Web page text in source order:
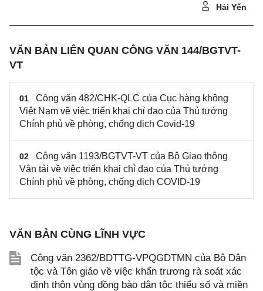
Hải Yến
VĂN BẢN LIÊN QUAN CÔNG VĂN 144/BGTVT-
VT
01
Công văn 482/CHK-QLC của Cục hàng không
Việt Nam về việc triển khai chỉ đạo của Thủ tướng
Chính phủ về phòng, chống dịch Covid-19
02
Công văn 1193/BGTVT-VT của Bộ Giao thông
Vận tải về việc triển khai chỉ đạo của Thủ tướng
Chính phủ về phòng, chống dịch COVID-19
VĂN BẢN CÙNG LĨNH VỰC
Công văn 2362/BDTTG-VPQGDTMN của Bộ Dân
tộc và Tôn giáo về việc khẩn trương rà soát xác
định thôn vùng đồng bào dân tộc thiểu số và miền